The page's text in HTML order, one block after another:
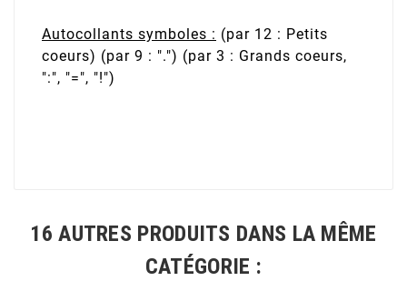
Autocollants symboles : (par 12 : Petits
coeurs) (par 9 : ".") (par 3 : Grands coeurs,
":", "=", "!")
16 AUTRES PRODUITS DANS LA MÊME
CATÉGORIE :